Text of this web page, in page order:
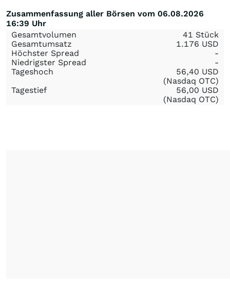
Zusammenfassung aller Börsen vom 06.08.2026
16:39 Uhr
Gesamtvolumen
41 Stück
Gesamtumsatz
1.176 USD
Höchster Spread
-
Niedrigster Spread
-
Tageshoch
56,40 USD
(Nasdaq OTC)
Tagestief
56,00 USD
(Nasdaq OTC)